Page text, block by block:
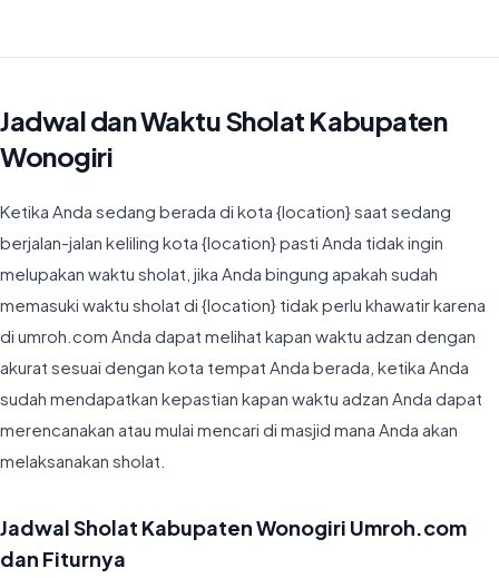
Jadwal dan Waktu Sholat Kabupaten
Wonogiri
Ketika Anda sedang berada di kota {location} saat sedang
berjalan-jalan keliling kota {location} pasti Anda tidak ingin
melupakan waktu sholat, jika Anda bingung apakah sudah
memasuki waktu sholat di {location} tidak perlu khawatir karena
di umroh.com Anda dapat melihat kapan waktu adzan dengan
akurat sesuai dengan kota tempat Anda berada, ketika Anda
sudah mendapatkan kepastian kapan waktu adzan Anda dapat
merencanakan atau mulai mencari di masjid mana Anda akan
melaksanakan sholat.
Jadwal Sholat Kabupaten Wonogiri Umroh.com
dan Fiturnya